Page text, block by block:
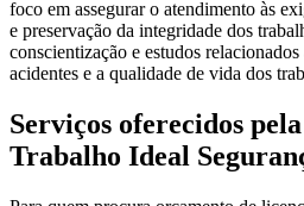
foco em assegurar o atendimento às
e preservação da integridade dos
conscientização e estudos
acidentes e a qualidade de vida dos
Serviços oferecidos
Trabalho Ideal